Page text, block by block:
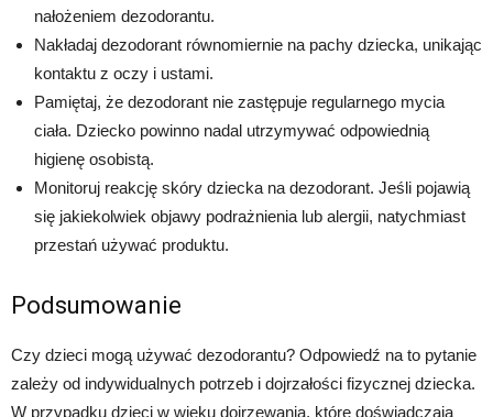
nałożeniem dezodorantu.
Nakładaj dezodorant równomiernie na pachy dziecka, unikając
kontaktu z oczy i ustami.
Pamiętaj, że dezodorant nie zastępuje regularnego mycia
ciała. Dziecko powinno nadal utrzymywać odpowiednią
higienę osobistą.
Monitoruj reakcję skóry dziecka na dezodorant. Jeśli pojawią
się jakiekolwiek objawy podrażnienia lub alergii, natychmiast
przestań używać produktu.
Podsumowanie
Czy dzieci mogą używać dezodorantu? Odpowiedź na to pytanie
zależy od indywidualnych potrzeb i dojrzałości fizycznej dziecka.
W przypadku dzieci w wieku dojrzewania, które doświadczają